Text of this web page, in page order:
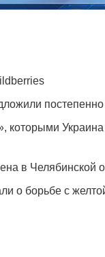
которыми
в Челябинской
о борьбе с